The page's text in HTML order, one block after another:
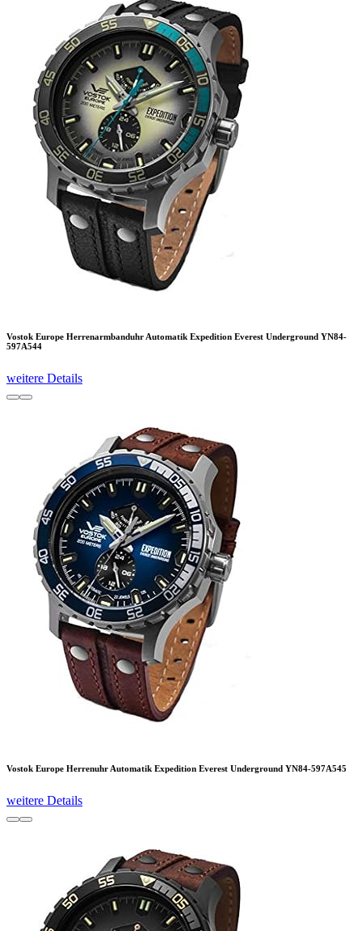
Vostok Europe Herrenarmbanduhr Automatik Expedition Everest Underground YN84-
597A544
weitere Details
Vostok Europe Herrenuhr Automatik Expedition Everest Underground YN84-597A545
weitere Details